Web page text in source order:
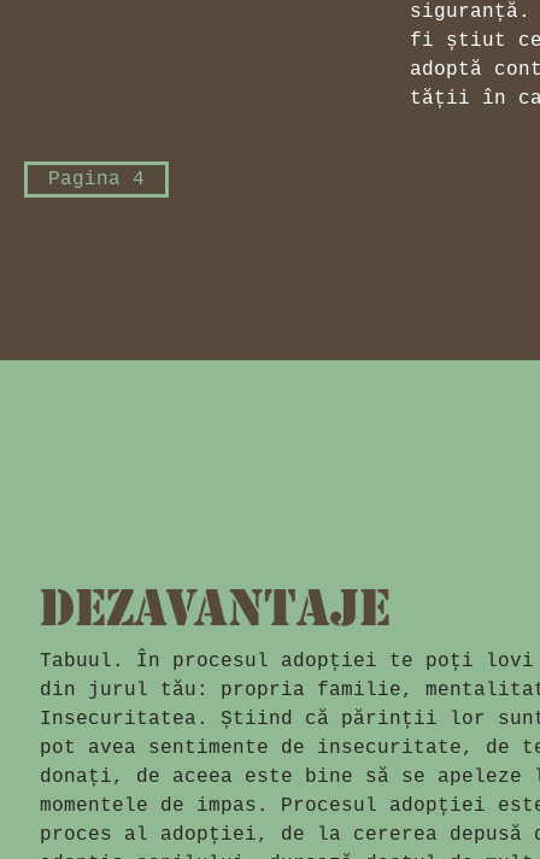
fi știut ce
adoptă
tății în
Pagina 4
Dezavantaje
Tabuul. În procesul adop­ți­ei te poți
din jurul tău: propria familie,
Insecuritatea. Știind că pă­rinții lor
pot avea sentimente de in­­secu­ri­ta­te, de
donați, de aceea este bi­ne să se
momentele de impas. Procesul adopției
proces al adopției, de la cererea